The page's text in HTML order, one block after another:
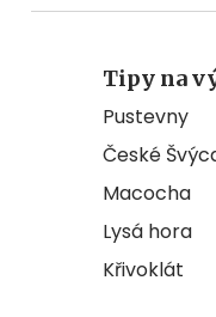
Tipy na
Pustevny
České
Macocha
Lysá hora
Křivoklát